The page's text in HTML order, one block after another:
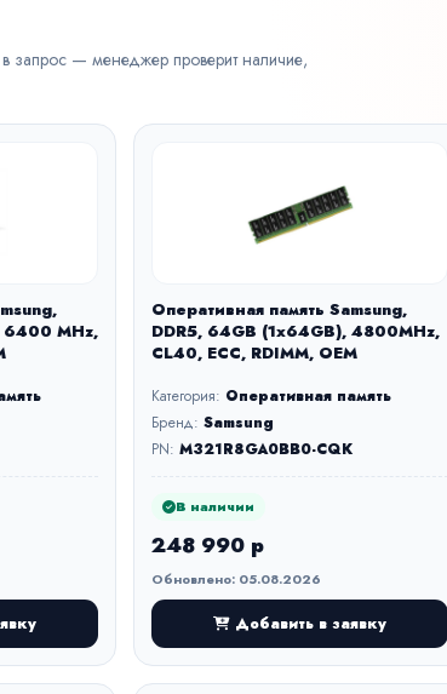
запрос — менеджер проверит наличие,
6400 MHz,
Оперативная память Samsung,
DDR5, 64GB (1x64GB), 4800MHz,
CL40, ECC, RDIMM, OEM
Категория: Оперативная память
Бренд: Samsung
PN: M321R8GA0BB0-CQK
В наличии
248 990 р
Обновлено: 05.08.2026
Добавить в заявку